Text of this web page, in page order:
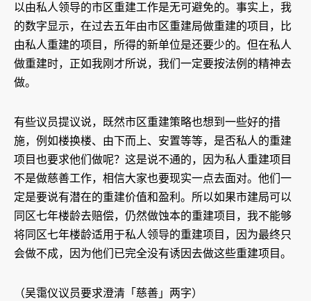
以由私人领导的市区重建工作是无可避免的。事实上，我
的数字显示，在过去五年由市区重建局做重建的项目，比
由私人重建的项目，所得的新单位是还要少的。但在私人
做重建时，正如我刚才所说，我们一定要按法例的精神去
做。
有些议员提议说，既然市区重建策略也想到一些好的措
施，例如楼换楼、由下而上、安置等等，是否私人的重建
项目也要求他们做呢？这是说不通的，因为私人重建项目
不是做慈善工作，相信大家也要现实一点去面对。他们一
定是要说有潜在的重建价值和盈利。所以如果市建局可以
同区七年楼龄去赔偿，仍然做蚀本的重建项目，我不能够
将同区七年楼龄适用于私人领导的重建项目，因为最终只
会做不成，因为他们已完全没有诱因去做这些重建项目。
（吴霭仪议员要求澄清「慈善」两字）